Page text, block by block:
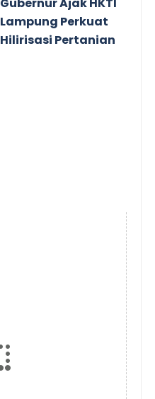
Lampung Perkuat
Hilirisasi Pertanian